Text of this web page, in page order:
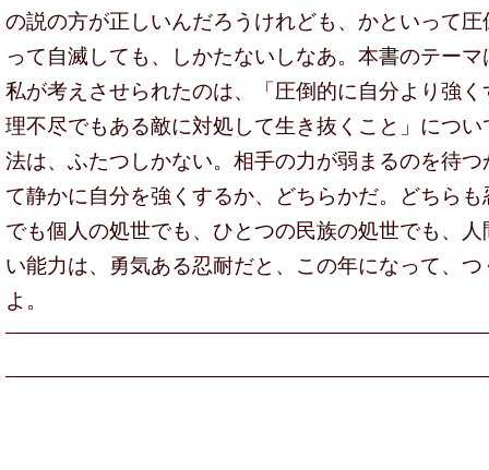
の説の方が正しいんだろうけれども、かといって
って自滅しても、しかたないしなあ。本書のテー
私が考えさせられたのは、「圧倒的に自分より強
理不尽でもある敵に対処して生き抜くこと」につ
法は、ふたつしかない。相手の力が弱まるのを待
て静かに自分を強くするか、どちらかだ。どちら
でも個人の処世でも、ひとつの民族の処世でも、
い能力は、勇気ある忍耐だと、この年になって、
よ。